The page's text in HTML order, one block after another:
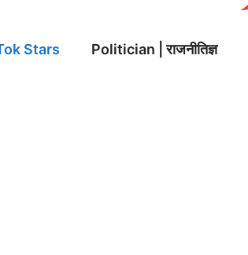
Stars Politician | राजनीतिज्ञ